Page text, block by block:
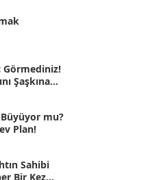
Görmediniz!
Şaşkına
Büyüyor mu?
Plan!
Sahibi
Bir Kez